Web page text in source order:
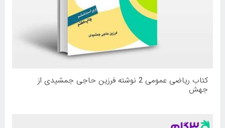
کتاب ریاضی عمومی 2 نوشته فرزین حاجی جمشیدی از
جهش